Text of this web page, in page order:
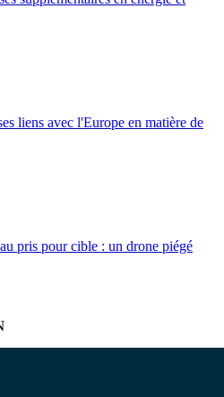
liens avec l'Europe en matière de
pris pour cible : un drone piégé